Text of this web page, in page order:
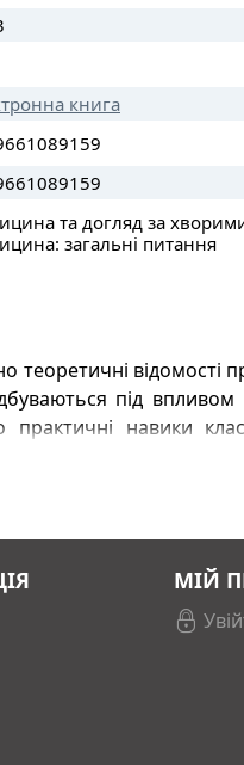
книга
та догляд за
загальні питання
відомості
під
практичні навики
та фахівцям
МІЙ